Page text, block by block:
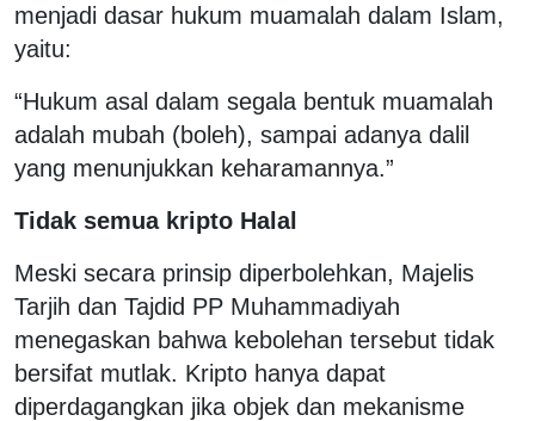
menjadi dasar hukum muamalah dalam Islam,
yaitu:
“Hukum asal dalam segala bentuk muamalah
adalah mubah (boleh), sampai adanya dalil
yang menunjukkan keharamannya.”
Tidak semua kripto Halal
Meski secara prinsip diperbolehkan, Majelis
Tarjih dan Tajdid PP Muhammadiyah
menegaskan bahwa kebolehan tersebut tidak
bersifat mutlak. Kripto hanya dapat
diperdagangkan jika objek dan mekanisme